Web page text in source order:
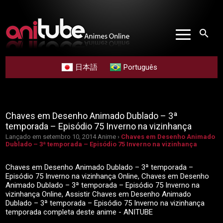
search
日本語 Português
Chaves em Desenho Animado Dublado – 3ª
temporada – Episódio 75 Inverno na vizinhança
Lançado em setembro 10, 2014 Anime › Chaves em Desenho Animado
Dublado – 3ª temporada – Episódio 75 Inverno na vizinhança
Chaves em Desenho Animado Dublado – 3ª temporada –
Episódio 75 Inverno na vizinhança Online, Chaves em Desenho
Animado Dublado – 3ª temporada – Episódio 75 Inverno na
vizinhança Online, Assistir Chaves em Desenho Animado
Dublado – 3ª temporada – Episódio 75 Inverno na vizinhança
temporada completa deste anime - ANITUBE